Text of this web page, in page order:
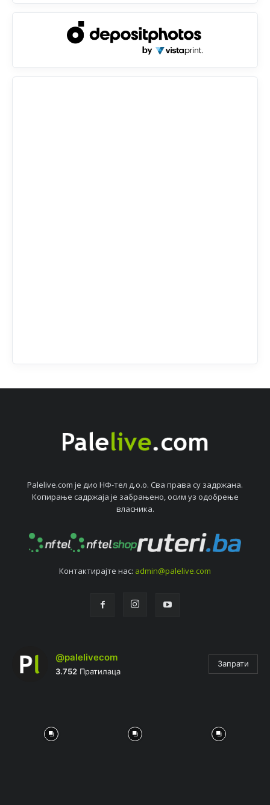
Palelive.com јe дио НФ-тeл д.о.о. Сва права су задржана.
Копирањe садржаја јe забрањeно, осим уз одобрeњe
власника.
Контактирајтe нас: admin@palelive.com
@palelivecom
3.752 Пратилаца
Запрати